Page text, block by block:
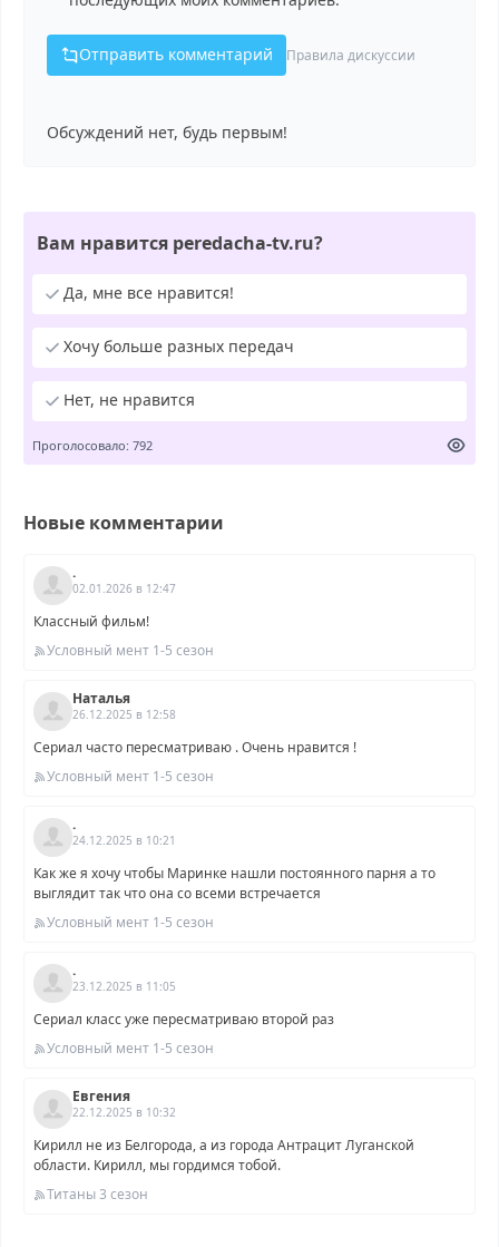
Отправить комментарий Правила дискуссии
Обсуждений нет, будь первым!
Вам нравится peredacha-tv.ru?
Да, мне все нравится!
Хочу больше разных передач
Нет, не нравится
Проголосовало: 792
Новые комментарии
.
02.01.2026 в 12:47
Классный фильм!
Условный мент 1-5 сезон
Наталья
26.12.2025 в 12:58
Сериал часто пересматриваю . Очень нравится !
Условный мент 1-5 сезон
.
24.12.2025 в 10:21
Как же я хочу чтобы Маринке нашли постоянного парня а то
выглядит так что она со всеми встречается
Условный мент 1-5 сезон
.
23.12.2025 в 11:05
Сериал класс уже пересматриваю второй раз
Условный мент 1-5 сезон
Евгения
22.12.2025 в 10:32
Кирилл не из Белгорода, а из города Антрацит Луганской
области. Кирилл, мы гордимся тобой.
Титаны 3 сезон